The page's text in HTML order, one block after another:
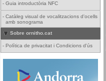
- Guia introductòria NFC
- Catàleg visual de vocalitzacions d'ocells
amb sonograma
Sobre ornitho.cat
- Política de privacitat i Condicions d'ús